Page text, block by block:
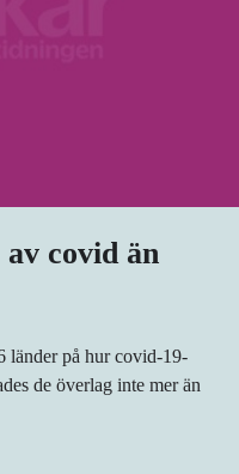
covid än
länder på hur covid-19-
de överlag inte mer än